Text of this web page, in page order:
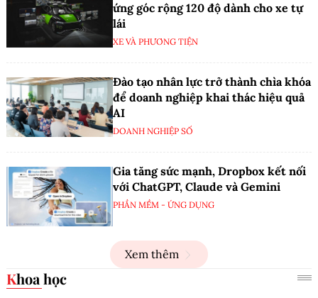
ứng góc rộng 120 độ dành cho xe tự
lái
XE VÀ PHƯƠNG TIỆN
Đào tạo nhân lực trở thành chìa khóa
để doanh nghiệp khai thác hiệu quả
AI
DOANH NGHIỆP SỐ
Gia tăng sức mạnh, Dropbox kết nối
với ChatGPT, Claude và Gemini
PHẦN MỀM - ỨNG DỤNG
Xem thêm
Khoa học